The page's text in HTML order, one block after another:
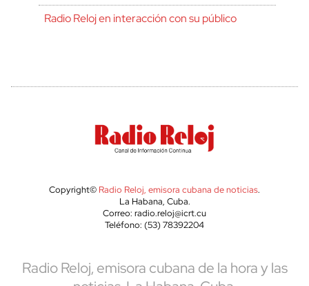
Radio Reloj en interacción con su público
Copyright© Radio Reloj, emisora cubana de noticias.
La Habana, Cuba.
Correo: radio.reloj@icrt.cu
Teléfono: (53) 78392204
Radio Reloj, emisora cubana de la hora y las